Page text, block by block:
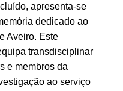
apresenta-se
dedicado ao
Aveiro. Este
transdisciplinar
e membros da
ao serviço